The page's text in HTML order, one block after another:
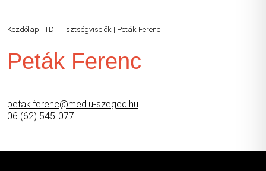
Kezdőlap | TDT Tisztségviselők | Peták Ferenc
Peták Ferenc
petak.ferenc@med.u-szeged.hu
06 (62) 545-077